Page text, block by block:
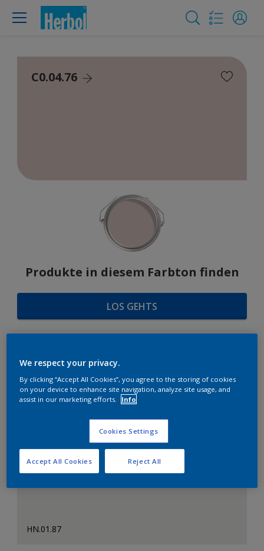
C0.04.76
Produkte in diesem Farbton finden
LOS GEHTS
FARBAUSWAHL
Das perfekte Weiß
HN.01.87
We respect your privacy.
By clicking “Accept All Cookies”, you agree to the storing of cookies
on your device to enhance site navigation, analyze site usage, and
assist in our marketing efforts.
Info
Cookies Settings
Reject All
Accept All Cookies